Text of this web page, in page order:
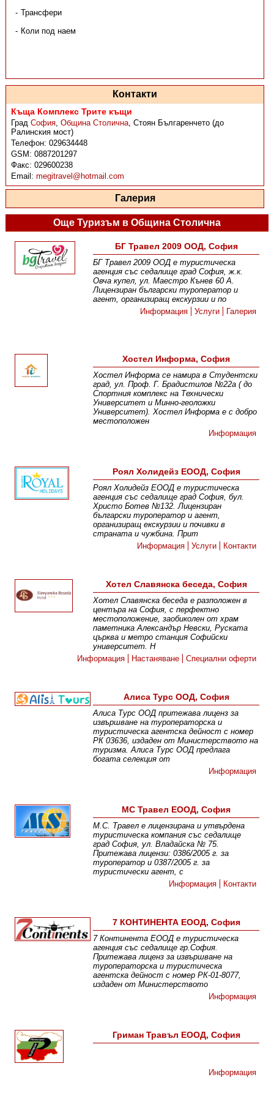
Трансфери
Коли под наем
Контакти
Къща Комплекс Трите къщи
ГрадСофия,Община Столична,Стоян Българенчето (до
Ралинския мост)
Телефон:029634448
GSM:0887201297
Факс:029600238
Email:megitravel@hotmail.com
Галерия
Още Туризъм в Община Столична
БГ Травел 2009 ООД, София
БГ Травел 2009 ООД е туристическа
агенция със седалище град София, ж.к.
Овча купел, ул. Маестро Кънев 60 А.
Лицензиран български туроператор и
агент, организиращ екскурзии и по
Информация
Услуги Галерия
Хостел Информа, София
Хостел Информа се намира в Студентски
град, ул. Проф. Г. Брадистилов №22а ( до
Спортния комплекс на Технически
Университет и Минно-геоложки
Университет). Хостел Информа е с добро
местоположен
Информация
Роял Холидейз ЕООД, София
Роял Холидейз ЕООД е туристическа
агенция със седалище град София, бул.
Христо Ботев №132. Лицензиран
български туроператор и агент,
организиращ екскурзии и почивки в
страната и чужбина. Прит
Информация
Услуги Контакти
Хотел Славянска беседа, София
Хотел Славянска беседа е разположен в
центъра на София, с перфектно
местоположение, заобиколен от храм
паметника Александър Невски, Руската
църква и метро станция Софийски
университет. Н
Информация
Настаняване Специални оферти
Алиса Турс ООД, София
Алиса Турс ООД притежава лиценз за
извършване на туроператорска и
туристическа агентска дейност с номер
РК 03636, издаден от Министерството на
туризма. Алиса Турс ООД предлага
богата селекция от
Информация
МС Травел ЕООД, София
М.С. Травел е лицензирана и утвърдена
туристическа компания със седалище
град София, ул. Владайска № 75.
Притежава лицензи: 0386/2005 г. за
туроператор и 0387/2005 г. за
туристически агент, с
Информация
Контакти
7 КОНТИНЕНТА ЕООД, София
7 Континента ЕООД е туристическа
агенция със седалище гр.София.
Притежава лиценз за извършване на
туроператорска и туристическа
агентска дейност с номер РК-01-8077,
издаден от Министерството
Информация
Гриман Травъл ЕООД, София
Информация